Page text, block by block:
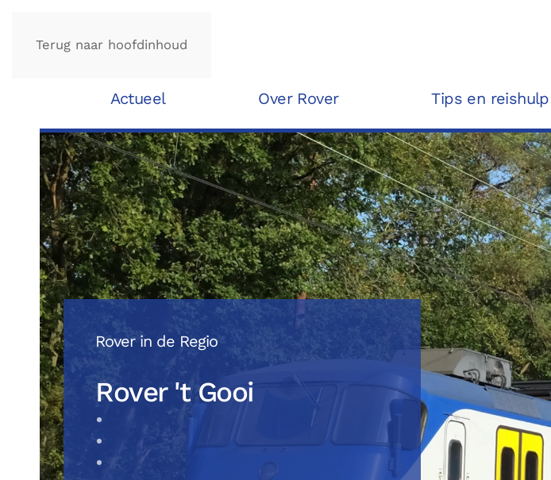
Terug naar hoofdinhoud
Actueel Over Rover Tips en reishulp
Rover in de Regio
Rover 't Gooi